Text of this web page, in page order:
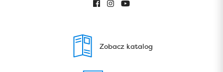
Zobacz katalog